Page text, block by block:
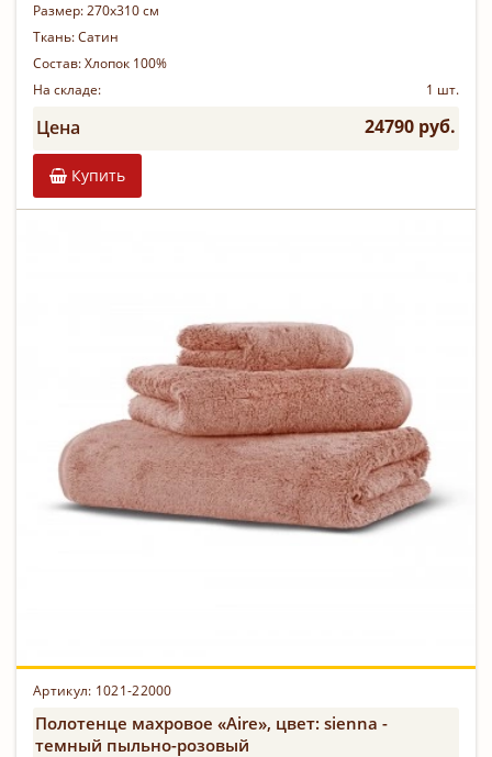
Размер:270х310 см
Ткань:Сатин
Состав:Хлопок 100%
На складе:
1 шт.
Цена 24790 руб.
Купить
Артикул: 1021-22000
Полотенце махровое «Aire», цвет: sienna -
темный пыльно-розовый